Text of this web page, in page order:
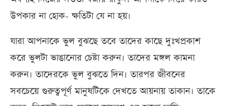
উপকার না হোক- ক্ষতিটা যে না হয়।
যারা আপনাকে ভুল বুঝছে তবে তাদের কাছে দুঃখপ্রকাশ
করে ভুলটা ভাঙানোর চেষ্টা করুন। তাদের মঙ্গল কামনা
করুন। তাদেরকে ভুল বুঝতে দিন। তারপর জীবনের
সবচেয়ে গুরুত্বপূর্ণ মানুষটিকে দেখতে আয়নায় তাকান। তাকে